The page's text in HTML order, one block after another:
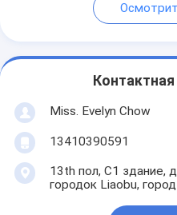
Miss. Evelyn Chow
13410390591
13th пол, C1 здание,
городок Liaobu,